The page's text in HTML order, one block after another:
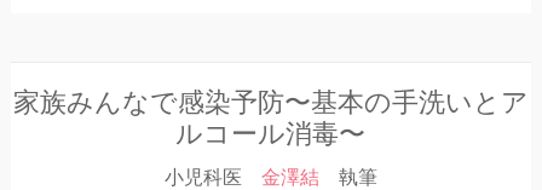
家族みんなで感染予防〜基本の手洗いとア
ルコール消毒〜
小児科医 金澤結 執筆